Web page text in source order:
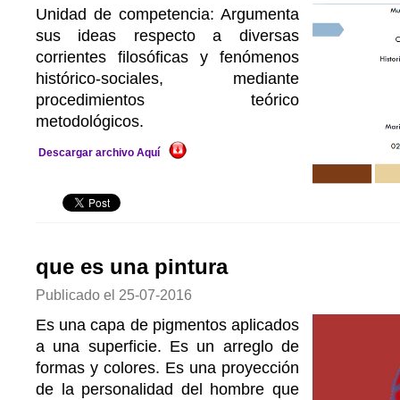
Unidad de competencia: Argumenta
sus ideas respecto a diversas
corrientes filosóficas y fenómenos
histórico-sociales, mediante
procedimientos teórico
metodológicos.
Descargar archivo Aquí
que es una pintura
Publicado el 25-07-2016
Es una capa de pigmentos aplicados
a una superficie. Es un arreglo de
formas y colores. Es una proyección
de la personalidad del hombre que